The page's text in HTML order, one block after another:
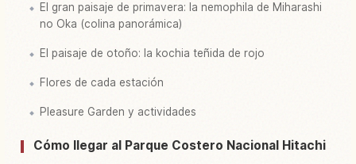
El gran paisaje de primavera: la nemophila de Miharashi
no Oka (colina panorámica)
El paisaje de otoño: la kochia teñida de rojo
Flores de cada estación
Pleasure Garden y actividades
Cómo llegar al Parque Costero Nacional Hitachi